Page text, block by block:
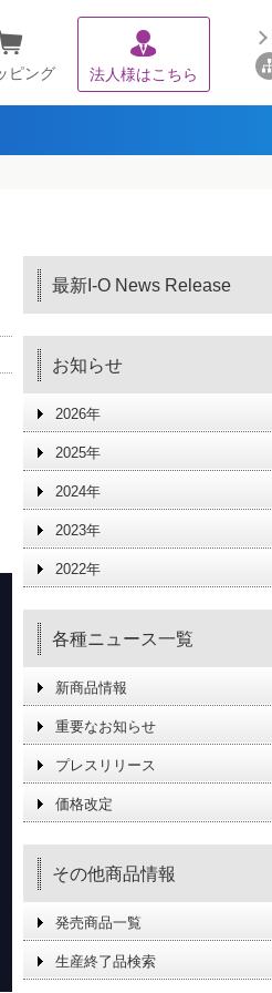
ピング 法人様はこちら
最新I-O News Release
お知らせ
2026年
2025年
2024年
2023年
2022年
各種ニュース一覧
新商品情報
重要なお知らせ
プレスリリース
価格改定
その他商品情報
発売商品一覧
生産終了品検索